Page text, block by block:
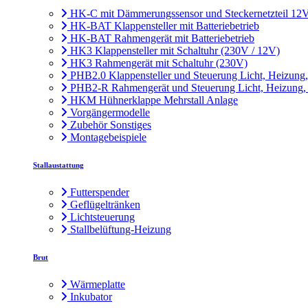
HK-C mit Dämmerungssensor und Steckernetzteil
HK-BAT Klappensteller mit Batteriebetrieb
HK-BAT Rahmengerät mit Batteriebetrieb
HK3 Klappensteller mit Schaltuhr (230V / 12V)
HK3 Rahmengerät mit Schaltuhr (230V)
PHB2.0 Klappensteller und Steuerung Licht,
PHB2-R Rahmengerät und Steuerung Licht,
HKM Hühnerklappe Mehrstall Anlage
Vorgängermodelle
Zubehör Sonstiges
Montagebeispiele
Stallaustattung
Futterspender
Geflügeltränken
Lichtsteuerung
Stallbelüftung-Heizung
Brut
Wärmeplatte
Inkubator